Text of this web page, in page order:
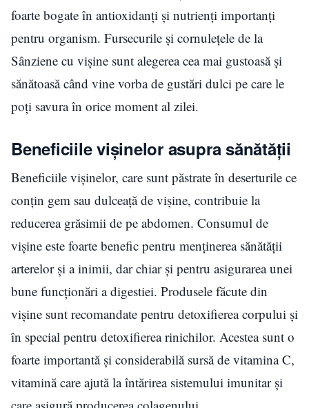
foarte bogate în antioxidanți și nutrienți importanți
pentru organism. Fursecurile și cornulețele de la
Sânziene cu vișine sunt alegerea cea mai gustoasă și
sănătoasă când vine vorba de gustări dulci pe care le
poți savura în orice moment al zilei.
Beneficiile vișinelor asupra sănătății
Beneficiile vișinelor, care sunt păstrate în deserturile ce
conțin gem sau dulceață de vișine, contribuie la
reducerea grăsimii de pe abdomen. Consumul de
vișine este foarte benefic pentru menținerea sănătății
arterelor și a inimii, dar chiar și pentru asigurarea unei
bune funcționări a digestiei. Produsele făcute din
vișine sunt recomandate pentru detoxifierea corpului și
în special pentru detoxifierea rinichilor. Acestea sunt o
foarte importantă și considerabilă sursă de vitamina C,
vitamină care ajută la întărirea sistemului imunitar și